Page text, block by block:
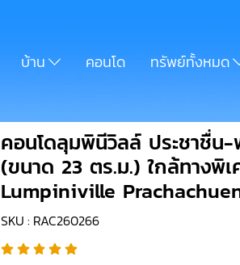
บ้าน คอนโด ทรัพย์ทั้งหมด
คอนโดลุมพินีวิลล์ ประชาชื่น
(ขนาด 23 ตร.ม.) ใกล้ทางพิ
Lumpiniville
SKU : RAC260266